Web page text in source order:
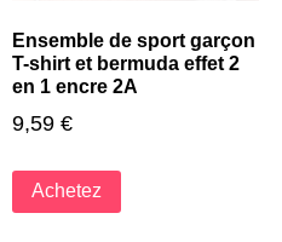
Ensemble de sport garçon
T-shirt et bermuda effet 2
en 1 encre 2A
9,59 €
Achetez